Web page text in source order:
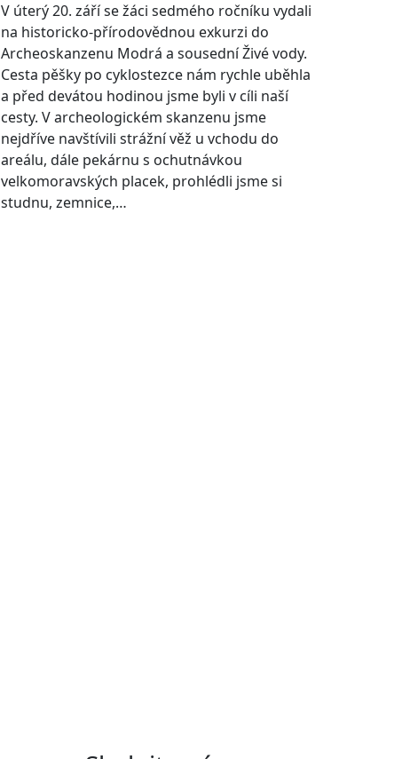
V úterý 20. září se žáci sedmého ročníku vydali
na historicko-přírodovědnou exkurzi do
Archeoskanzenu Modrá a sousední Živé vody.
Cesta pěšky po cyklostezce nám rychle uběhla
a před devátou hodinou jsme byli v cíli naší
cesty. V archeologickém skanzenu jsme
nejdříve navštívili strážní věž u vchodu do
areálu, dále pekárnu s ochutnávkou
velkomoravských placek, prohlédli jsme si
studnu, zemnice,…